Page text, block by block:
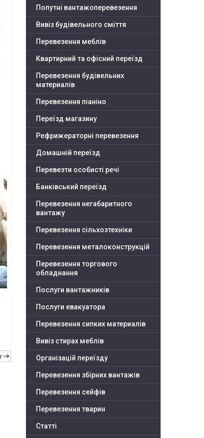
Попутні вантажоперевезення
Вивіз будівельного сміття
Перевезення меблів
Квартирний та офісний переїзд
Перевезення будівельних
материалів
Перевезення піаніно
Переїзд магазину
Рефрижераторні перевезення
Домашній переїзд
Перевезти особисті речі
Банківський переїзд
Перевезення негабаритного
вантажу
Перевезення сільхозтехніки
Перевезення металоконструкцій
Перевезення торгового
обладнання
Послуги вантажників
Послуги евакуатора
Перевезення сипких материалів
Вивіз стирах меблів
Організацій переїзду
Перевезення збірних вантажів
Перевезення сейфів
Перевезення тварин
Статті